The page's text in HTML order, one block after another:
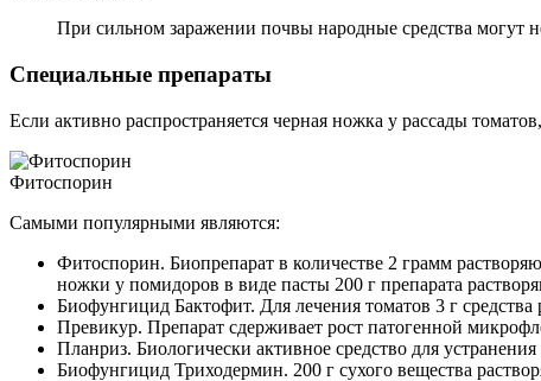
При сильном заражении почвы народные средства могут
Специальные препараты
Если активно распространяется черная ножка у рассады
Фитоспорин
Самыми популярными являются:
Фитоспорин. Биопрепарат в количестве 2 грамм
ножки у помидоров в виде пасты 200 г препарата
Биофунгицид Бактофит. Для лечения томатов 3 г
Превикур. Препарат сдерживает рост патогенной
Планриз. Биологически активное средство для
Биофунгицид Триходермин. 200 г сухого вещества